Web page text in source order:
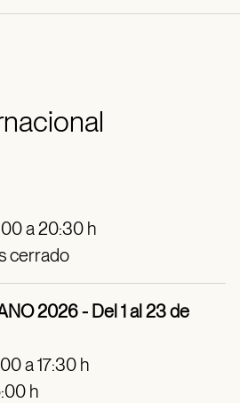
a 20:30 h
cerrado
2026 - Del 1 al 23 de
a 17:30 h
h